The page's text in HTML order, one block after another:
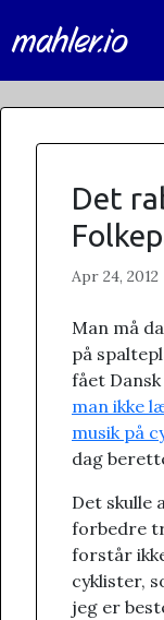
mahler.io
Det
Apr 24, 2012
Man må
på
fået
man ikke
musik på
dag
Det skulle
forbedre
forstår
cyklister,
jeg er